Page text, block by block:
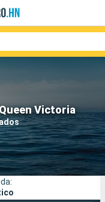
Victoria
Compañías